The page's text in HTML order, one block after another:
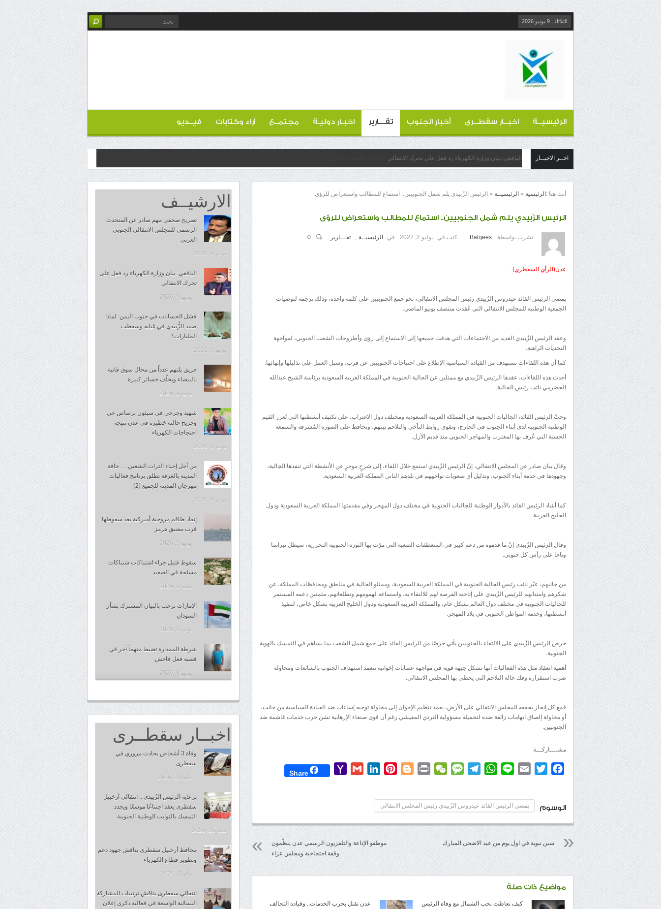
الثلاثاء , 9 يونيو 2026
الرئيسيــة اخبــار سقطــرى أخبار الجنوب تقـــارير اخبـار دوليـة مجتمــع آراء وكتابات فيــديو
اخــر الاخبــار اليافعي: بيان وزارة الكهرباء رد فعل على تحرك الانتقالي
أنت هنا : الرئيسية » الرئيسيــة » الرئيس الزُبيدي يلم شمل الجنوبيين.. استماع للمطالب واستعراض للرؤى
الرئيس الزُبيدي يلم شمل الجنوبيين.. استماع للمطالب واستعراض للرؤى
نشرت بواسطة : Balqees كتب في : يوليو 2, 2022 في الرئيسيــة , تقـــارير 0
عدن(الرأي السقطري):
يمضي الرئيس القائد عيدروس الزُبيدي رئيس المجلس الانتقالي، نحو جمع الجنوبيين على كلمة واحدة، وذلك ترجمة لتوصيات
الجمعية الوطنية للمجلس الانتقالي التي عُقدت منتصف يونيو الماضي.
وعقد الرئيس الزُبيدي العديد من الاجتماعات التي هدفت جميعها إلى الاستماع إلى رؤى وأطروحات الشعب الجنوبي، لمواجهة
التحديات الراهنة.
كما أن هذه اللقاءات تستهدف من القيادة السياسية الإطلاع على احتياجات الجنوبيين عن قرب، وسبل العمل على تذليلها وإنهائها.
أحدث هذه اللقاءات، عقدها الرئيس الزُبيدي مع ممثلين عن الجالية الجنوبية في المملكة العربية السعودية برئاسة الشيخ عبدالله
الحضرمي نائب رئيس الجالية.
وحثّ الرئيس القائد، الجاليات الجنوبية في المملكة العربية السعودية ومختلف دول الاغتراب، على تكثيف أنشطتها التي تُعزز القيم
الوطنية الجنوبية لدى أبناء الجنوب في الخارج، وتقوي روابط التآخي والتلاحم بينهم، وتحافظ على الصورة المُشرفة والسمعة
الحسنة التي عُرف بها المغترب والمهاجر الجنوبي منذ قديم الأزل.
وقال بيان صادر عن المجلس الانتقالي، إنّ الرئيس الزُبيدي استمع خلال اللقاء، إلى شرحٍ موجزٍ عن الأنشطة التي تنفذها الجالية،
وجهودها في خدمة أبناء الجنوب، وتذليل أي صعوبات تواجههم في بلدهم الثاني المملكة العربية السعودية.
كما أشاد الرئيس القائد بالأدوار الوطنية للجاليات الجنوبية في مختلف دول المهجر وفي مقدمتها المملكة العربية السعودية ودول
الخليج العربية.
وقال الرئيس الزُبيدي إنّ ما قدموه من دعم كبير في المنعطفات الصعبة التي مرّت بها الثورة الجنوبية التحررية، سيظل نبراسا
وتاجا على رأس كل جنوبي.
من جانبهم، عبّر نائب رئيس الجالية الجنوبية في المملكة العربية السعودية، وممثلو الجالية في مناطق ومحافظات المملكة، عن
شكرهم وامتنانهم للرئيس الزُبيدي على إتاحته الفرصة لهم للالتقاء به، واستماعه لهمومهم وتطلعاتهم، مثمنين دعمه المستمر
للجاليات الجنوبية في مختلف دول العالم بشكل عام، والمملكة العربية السعودية ودول الخليج العربية بشكل خاص، لتنفيذ
أنشطتها، وخدمة المواطن الجنوبي في بلاد المهجر.
حرص الرئيس الزُبيدي على الالتقاء بالجنوبيين يأتي حرصًا من الرئيس القائد على جمع شمل الشعب بما يساهم في التمسك بالهوية
الجنوبية.
أهمية انعقاد مثل هذه الفعاليات أنها تشكل جبهة قوية في مواجهة عصابات إخوانية تتعمد استهداف الجنوب بالشائعات ومحاولة
ضرب استقراره وفك حالة التلاحم التي يحظى بها المجلس الانتقالي.
فمع كل إنجاز يحققه المجلس الانتقالي على الأرض، يعمد تنظيم الإخوان إلى محاولة توجيه إساءات ضد القيادة السياسية من جانب،
أو محاولة إلصاق اتهامات زائفة ضده لتحميله مسؤولية التردي المعيشي رغم أن قوى صنعاء الإرهابية تشن حرب خدمات غاشمة ضد
الجنوبيين.
مشــــاركـــة
Facebook
Twitter
Email
Line
WhatsApp
Telegram
Message
WeChat
Print
Blogger
Pinterest
LinkedIn
Gmail
Yahoo
Share
الوسوم يمضي الرئيس القائد عيدروس الزُبيدي رئيس المجلس الانتقالي
موظفو الإذاعة والتلفزيون الرسمي عدن ينظَّمون
وقفة احتجاجية ومجلس عزاء
سنن نبوية في اول يوم من عيد الاضحى المبارك
مواضيع ذات صلة
كيف تعاطت نخب الشمال مع وفاة الرئيس
عدن تقتل بحرب الخدمات.. وقيادة التحالف
الارشيــف
تصريح صحفي مهم صادر عن المتحدث
الرسمي للمجلس الانتقالي الجنوبي
العربي
يونيو 9, 2026
اليافعي: بيان وزارة الكهرباء رد فعل على
تحرك الانتقالي
يونيو 9, 2026
فشل الحسابات في جنوب اليمن: لماذا
صمد الزُّبيدي في غيابه وسقطت
المليارات؟
يونيو 9, 2026
حريق يلتهم عدداً من محال سوق قانية
بالبيضاء ويخلّف خسائر كبيرة
يونيو 9, 2026
شهيد وجرحى في سيئون برصاص حي
وجريح حالته خطيرة في عدن نتيجة
احتجاجات الكهرباء
يونيو 9, 2026
من أجل إحياء التراث الشعبي … حافة
المدينة بالغرفة تطلق برنامج فعاليات
مهرجان المدينة للجميع (2)
يونيو 9, 2026
إنقاذ طاقم مروحية أميركية بعد سقوطها
قرب مضيق هرمز
يونيو 9, 2026
سقوط قتيل جراء اشتباكات شتباكات
مسلحة في الصعيد
يونيو 9, 2026
الإمارات ترحب بالبيان المشترك بشأن
السودان
يونيو 9, 2026
شرطة الممدارة تضبط متهماً آخر في
قضية فعل فاحش
يونيو 8, 2026
اخبــار سقطــرى
وفاة 3 أشخاص بحادث مروري في
سقطرى
مايو 29, 2026
برعاية الرئيس الزُبيدي .. انتقالي أرخبيل
سقطرى يعقد اجتناعُا موسعًا ويجدد
التمسك بالثوابت الوطنية الجنوبية
مايو 25, 2026
محافظ أرخبيل سقطرى يناقش جهود دعم
وتطوير قطاع الكهرباء
مايو 7, 2026
انتقالي سقطرى يناقش ترتيبات المشاركة
النسائية الواسعة في فعالية ذكرى إعلان